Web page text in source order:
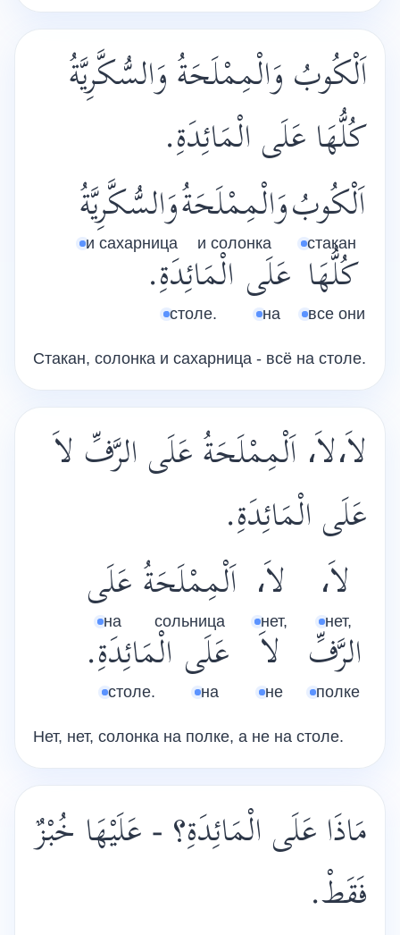
اَلْكُوبُ وَالْمِمْلَحَةُ وَالسُّكَّرِيَّةُ
كُلُّهَا عَلَى الْمَائِدَةِ.
اَلْكُوبُ
стакан
وَالْمِمْلَحَةُ
и солонка
وَالسُّكَّرِيَّةُ
и сахарница
كُلُّهَا
все они
عَلَى
на
الْمَائِدَةِ.
столе.
Стакан, солонка и сахарница - всё на столе.
لاَ،لاَ، اَلْمِمْلَحَةُ عَلَى الرَّفِّ لاَ
عَلَى الْمَائِدَةِ.
لاَ،
нет,
لاَ،
нет,
اَلْمِمْلَحَةُ
сольница
عَلَى
на
الرَّفِّ
полке
لاَ
не
عَلَى
на
الْمَائِدَةِ.
столе.
Нет, нет, солонка на полке, а не на столе.
مَاذَا عَلَى الْمَائِدَةِ؟ - عَلَيْهَا خُبْزٌ
فَقَطْ.